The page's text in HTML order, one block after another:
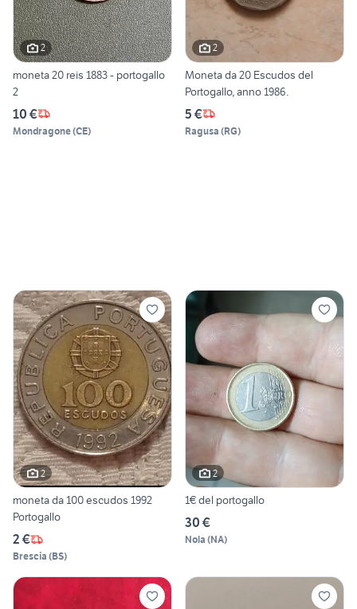
2
moneta 20 reis 1883 - portogallo
2
10 €
Mondragone(CE)
2
Moneta da 20 Escudos del
Portogallo, anno 1986.
5 €
Ragusa (RG)
2
moneta da 100 escudos 1992
Portogallo
2 €
Brescia (BS)
2
1€ del portogallo
30 €
Nola (NA)